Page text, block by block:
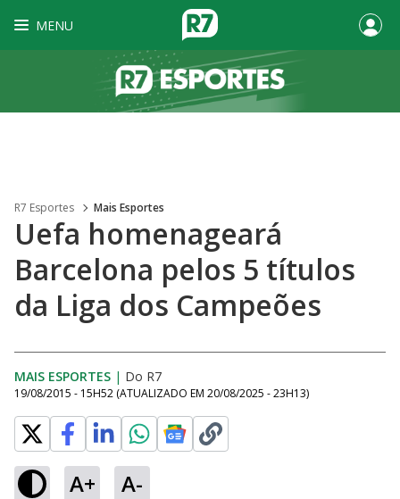
MENU
R7 Esportes Mais Esportes
Uefa homenageará
Barcelona pelos 5 títulos
da Liga dos Campeões
MAIS ESPORTES | Do R7
19/08/2015 - 15H52 (ATUALIZADO EM 20/08/2025 - 23H13)
A+ A-